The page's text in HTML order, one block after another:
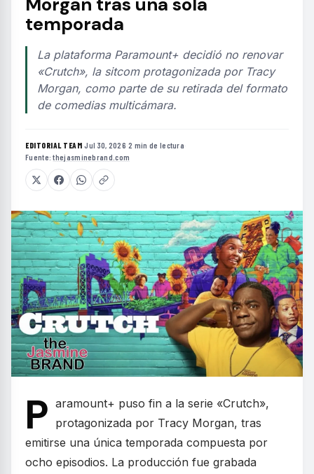
temporada
La plataforma Paramount+ decidió no renovar
«Crutch», la sitcom protagonizada por Tracy
Morgan, como parte de su retirada del formato
de comedias multicámara.
EDITORIAL TEAM·Jul 30, 2026·2 min de lectura·
Fuente:thejasminebrand.com
P aramount+ puso fin a la serie «Crutch»,
protagonizada por Tracy Morgan, tras
emitirse una única temporada compuesta por
ocho episodios. La producción fue grabada